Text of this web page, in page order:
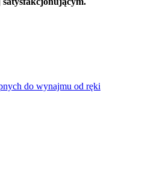
do wynajmu od ręki